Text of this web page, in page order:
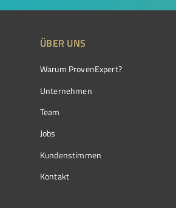
ÜBER UNS
Warum ProvenExpert?
Unternehmen
Team
Jobs
Kundenstimmen
Kontakt